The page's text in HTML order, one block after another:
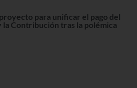
para unificar el pago del
la Contribución tras la polémica